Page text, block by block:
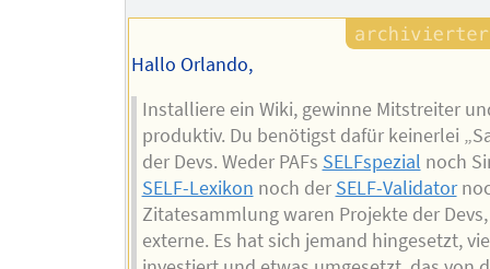
Hallo Orlando,
Installiere ein Wiki, gewinne Mitstreiter
produktiv. Du benötigst dafür keinerlei
der Devs. Weder PAFs SELFspezial noch
SELF-Lexikon noch der SELF-Validator
Zitatesammlung waren Projekte der
externe. Es hat sich jemand hingesetzt,